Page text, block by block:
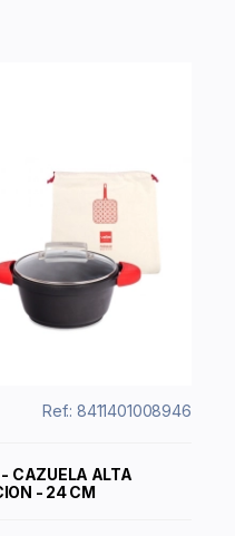
Ref.: 8411401008946
CAZUELA ALTA
- 24 CM